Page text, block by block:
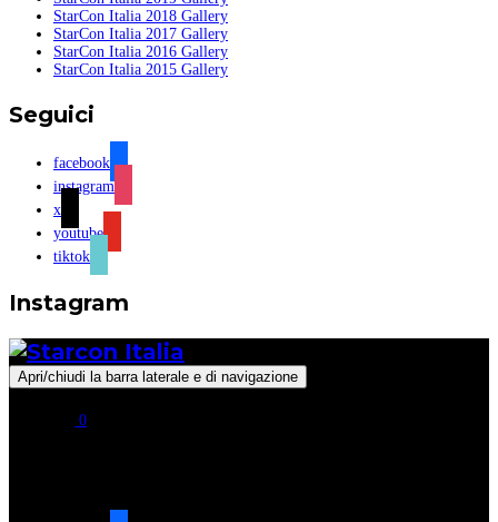
StarCon Italia 2018 Gallery
StarCon Italia 2017 Gallery
StarCon Italia 2016 Gallery
StarCon Italia 2015 Gallery
Seguici
facebook
instagram
x
youtube
tiktok
Instagram
Apri/chiudi la barra laterale e di navigazione
0